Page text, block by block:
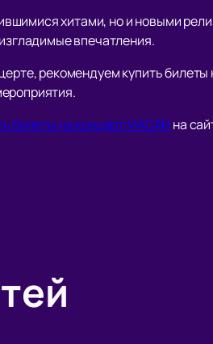
хитами, но и новыми
впечатления.
рекомендуем купить
билеты на концерт MACAN на